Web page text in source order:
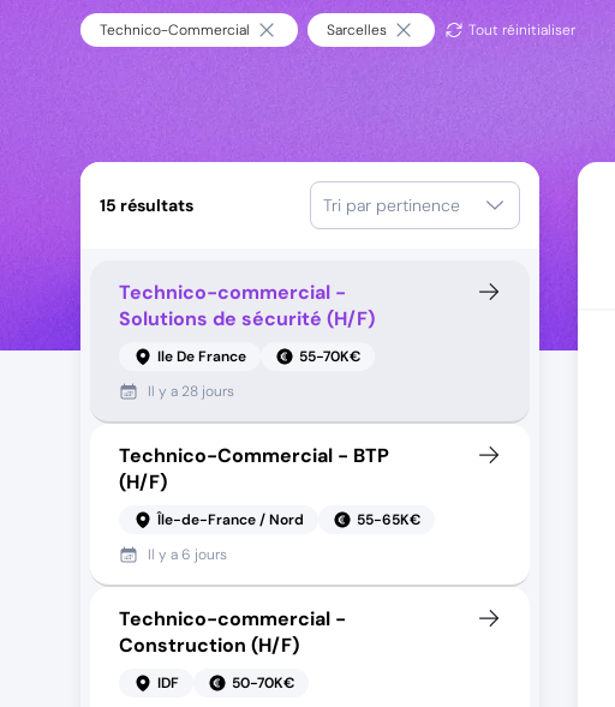
Technico-Commercial Sarcelles Tout réinitialiser
15 résultats Tri par pertinence
Technico-commercial -
Solutions de sécurité (H/F)
Ile De France
55-70K€
Il y a 28 jours
Technico-Commercial - BTP
(H/F)
Île-de-France / Nord
55-65K€
Il y a6 jours
Technico-commercial -
Construction (H/F)
IDF
50-70K€